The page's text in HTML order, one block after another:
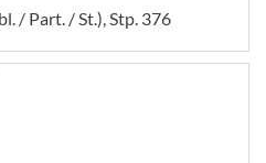
/ Part. / St.), Stp. 376